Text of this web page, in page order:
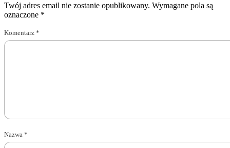
Twój adres email nie zostanie opublikowany. Wymagane pola są
oznaczone *
Komentarz *
Nazwa *